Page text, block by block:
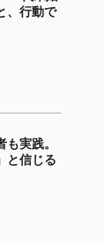
、行動で
実践。
と信じる